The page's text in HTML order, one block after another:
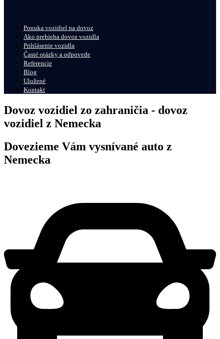
Ponuka vozidiel na dovoz
Ako prebieha dovoz vozidla
Prihlásenie vozidla
Časté otázky a odpovede
Referencie
Blog
Uložené
Kontakt
Dovoz vozidiel zo zahraničia - dovoz
vozidiel z Nemecka
Dovezieme Vám vysnívané auto z
Nemecka